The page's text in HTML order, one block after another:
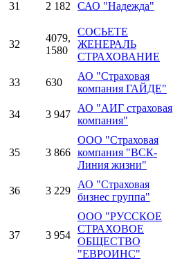
31 2 182 САО "Надежда"
32
4079,
1580
СОСЬЕТЕ
ЖЕНЕРАЛЬ
СТРАХОВАНИЕ
33 630
АО "Страховая
компания ГАЙДЕ"
34 3 947
АО "АИГ страховая
компания"
35 3 866
ООО "Страховая
компания "ВСК-
Линия жизни"
36 3 229
АО "Страховая
бизнес группа"
37 3 954
ООО "РУССКОЕ
СТРАХОВОЕ
ОБЩЕСТВО
"ЕВРОИНС"